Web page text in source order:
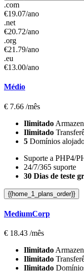
.com
€19.07/ano
.net
€20.72/ano
.org
€21.79/ano
.eu
€13.00/ano
Médio
€ 7.66 /mês
Ilimitado
Ilimitado
5 Domínios
Suporte a PHP4/
24/7/365 suporte
30 Dias de teste
{{home_1_plans_order}}
MediumCorp
€ 18.43 /mês
Ilimitado
Ilimitado
Ilimitado